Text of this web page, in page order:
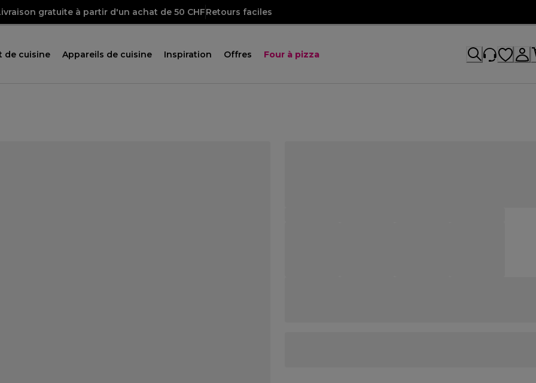
gratuite à partir d'un achat de 50 CHFRetours faciles
de cuisine Appareils de cuisine Inspiration Offres Four à pizza